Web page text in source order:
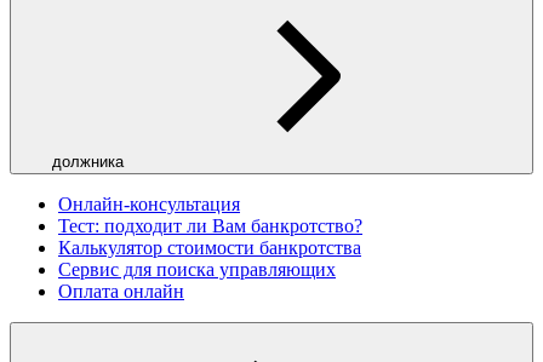
должника
Онлайн-консультация
Тест: подходит ли Вам банкротство?
Калькулятор стоимости банкротства
Сервис для поиска управляющих
Оплата онлайн